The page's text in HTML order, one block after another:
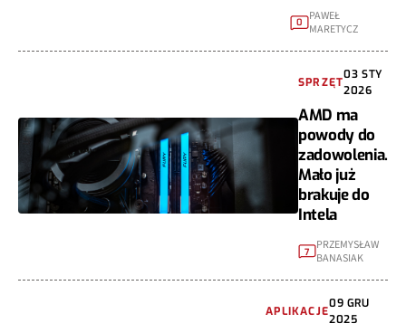
0
PAWEŁ
MARETYCZ
SPRZĘT
03 STY
2026
AMD ma
powody do
zadowolenia.
Mało już
brakuje do
Intela
7
PRZEMYSŁAW
BANASIAK
APLIKACJE
09 GRU
2025